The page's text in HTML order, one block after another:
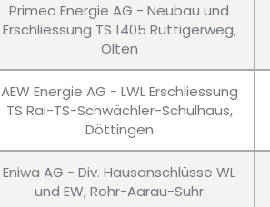
Primeo Energie AG - Neubau und
Erschliessung TS 1405 Ruttigerweg,
Olten
AEW Energie AG - LWL Erschliessung
TS Rai-TS-Schwächler-Schulhaus,
Döttingen
Eniwa AG - Div. Hausanschlüsse WL
und EW, Rohr-Aarau-Suhr